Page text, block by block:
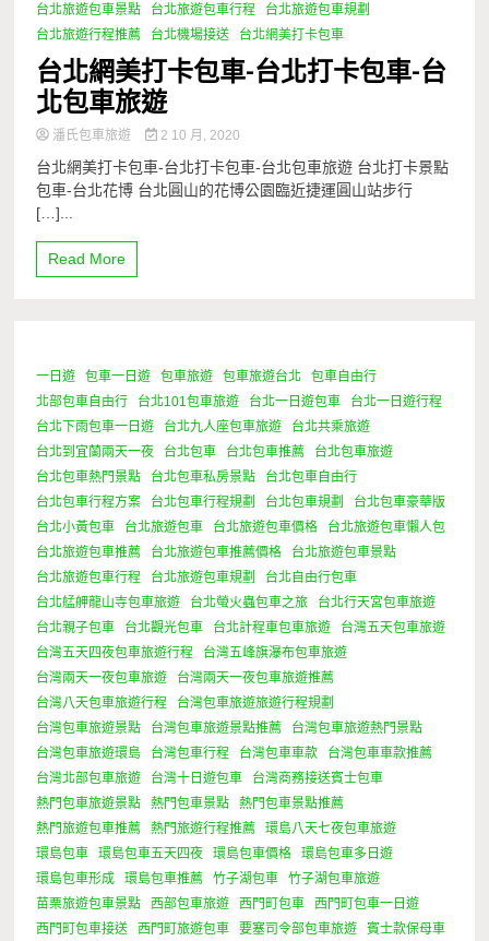
台北旅遊包車景點
台北旅遊包車行程
台北旅遊包車規劃
台北旅遊行程推薦
台北機場接送 台北網美打卡包車
台北網美打卡包車-台北打卡包車-台
北包車旅遊
潘氏包車旅遊 2 10 月, 2020
台北網美打卡包車-台北打卡包車-台北包車旅遊 台北打卡景點
包車-台北花博 台北圓山的花博公園臨近捷運圓山站步行
[…]...
Read More
0 Minutes
一日遊 包車一日遊 包車旅遊 包車旅遊台北
包車自由行
北部包車自由行
台北101包車旅遊 台北一日遊包車
台北一日遊行程
台北下雨包車一日遊
台北九人座包車旅遊
台北共乘旅遊
台北到宜蘭兩天一夜
台北包車 台北包車推薦
台北包車旅遊
台北包車熱門景點
台北包車私房景點
台北包車自由行
台北包車行程方案
台北包車行程規劃 台北包車規劃
台北包車豪華版
台北小黃包車
台北旅遊包車 台北旅遊包車價格
台北旅遊包車懶人包
台北旅遊包車推薦
台北旅遊包車推薦價格
台北旅遊包車景點
台北旅遊包車行程
台北旅遊包車規劃
台北自由行包車
台北艋舺龍山寺包車旅遊
台北螢火蟲包車之旅
台北行天宮包車旅遊
台北親子包車
台北觀光包車 台北計程車包車旅遊
台灣五天包車旅遊
台灣五天四夜包車旅遊行程
台灣五峰旗瀑布包車旅遊
台灣兩天一夜包車旅遊
台灣兩天一夜包車旅遊推薦
台灣八天包車旅遊行程
台灣包車旅遊旅遊行程規劃
台灣包車旅遊景點
台灣包車旅遊景點推薦
台灣包車旅遊熱門景點
台灣包車旅遊環島
台灣包車行程 台灣包車車款
台灣包車車款推薦
台灣北部包車旅遊
台灣十日遊包車
台灣商務接送賓士包車
熱門包車旅遊景點
熱門包車景點
熱門包車景點推薦
熱門旅遊包車推薦
熱門旅遊行程推薦
環島八天七夜包車旅遊
環島包車
環島包車五天四夜 環島包車價格
環島包車多日遊
環島包車形成
環島包車推薦 竹子湖包車
竹子湖包車旅遊
苗栗旅遊包車景點
西部包車旅遊 西門町包車
西門町包車一日遊
西門町包車接送
西門町旅遊包車 要塞司令部包車旅遊 賓士款保母車